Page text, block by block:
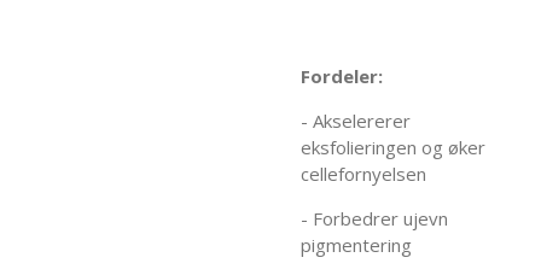
Fordeler:
- Akselererer
eksfolieringen og øker
cellefornyelsen
- Forbedrer ujevn
pigmentering